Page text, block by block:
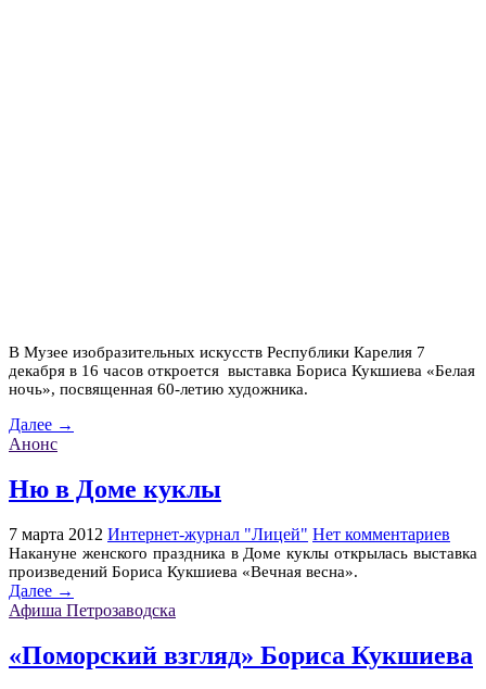
В Музее изобразительных искусств Республики Карелия 7
декабря в 16 часов откроется выставка Бориса Кукшиева «Белая
ночь», посвященная 60-летию художника.
Далее →
Анонс
Ню в Доме куклы
7 марта 2012 Интернет-журнал "Лицей" Нет комментариев
Накануне женского праздника в Доме куклы открылась выставка
произведений Бориса Кукшиева «Вечная весна».
Далее →
Афиша Петрозаводска
«Поморский взгляд» Бориса Кукшиева